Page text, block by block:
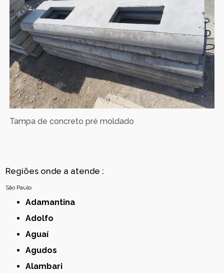
Tampa de concreto pré moldado
Regiões onde a atende :
São Paulo
Adamantina
Adolfo
Aguaí
Agudos
Alambari